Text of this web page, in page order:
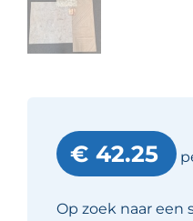
€ 42.25
Op zoek naar een